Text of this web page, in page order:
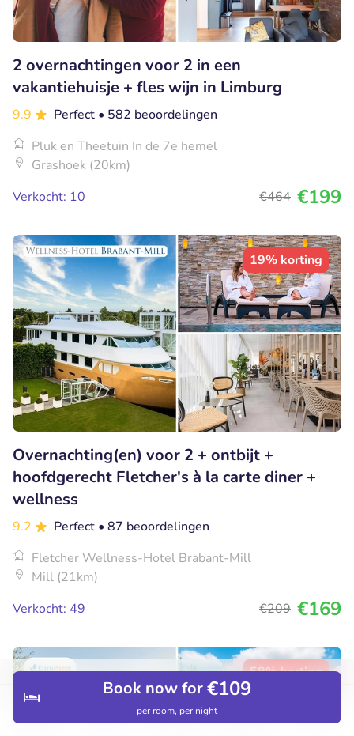
Restaurants
Book now for€109
per room, per night
2 overnachtingen voor 2 in een
vakantiehuisje + fles wijn in Limburg
9.9 Perfect • 582 beoordelingen
Pluk en Theetuin In de 7e hemel
Grashoek (20km)
Verkocht: 10
€464 €199
19% korting
Overnachting(en) voor 2 + ontbijt +
hoofdgerecht Fletcher's à la carte diner +
wellness
9.2 Perfect • 87 beoordelingen
Fletcher Wellness-Hotel Brabant-Mill
Mill (21km)
Verkocht: 49
€209 €169
58% korting